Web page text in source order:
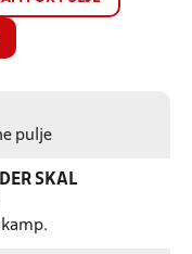
pulje
SKAL